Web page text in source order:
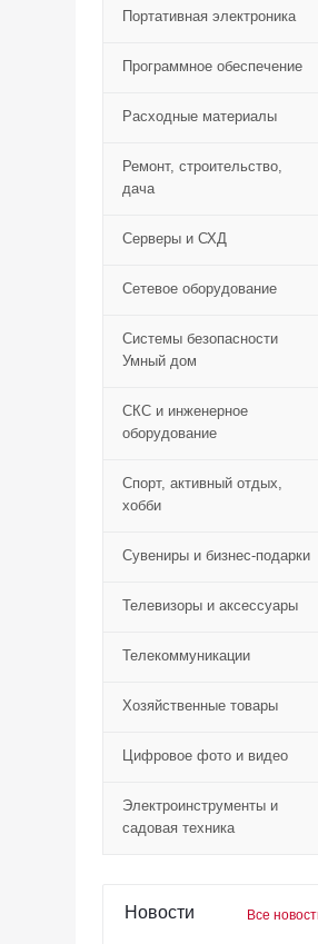
Портативная электроника
Программное обеспечение
Расходные материалы
Ремонт, строительство,
дача
Серверы и СХД
Сетевое оборудование
Системы безопасности
Умный дом
СКС и инженерное
оборудование
Спорт, активный отдых,
хобби
Сувениры и бизнес-подарки
Телевизоры и аксессуары
Телекоммуникации
Хозяйственные товары
Цифровое фото и видео
Электроинструменты и
садовая техника
Новости Все